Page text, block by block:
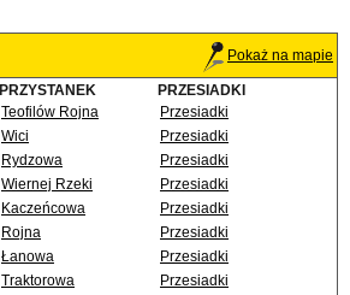
Pokaż na mapie
PRZYSTANEK
PRZESIADKI
Teofilów Rojna
Przesiadki
Wici
Przesiadki
Rydzowa
Przesiadki
Wiernej Rzeki
Przesiadki
Kaczeńcowa
Przesiadki
Rojna
Przesiadki
Łanowa
Przesiadki
Traktorowa
Przesiadki